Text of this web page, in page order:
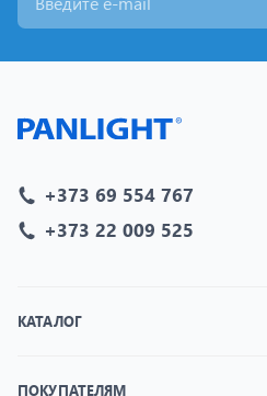
+373 69 554 767
+373 22 009 525
КАТАЛОГ
ПОКУПАТЕЛЯМ